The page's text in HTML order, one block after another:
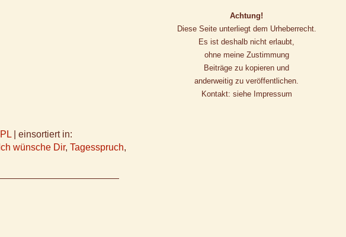
PL
einsortiert in:
Ich wünsche Dir, Tagesspruch,
Achtung!
Diese Seite unterliegt dem Urheberrecht.
Es ist deshalb nicht erlaubt,
ohne meine Zustimmung
Beiträge zu kopieren und
anderweitig zu veröffentlichen.
Kontakt: siehe Impressum